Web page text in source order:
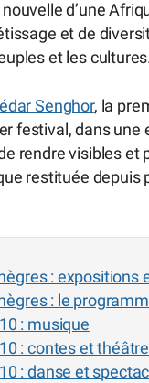
d’une
et de
et les
Senghor, la
festival, dans
rendre visibles
restituée
: expositions
: le
: musique
: contes et théâtre
: danse et